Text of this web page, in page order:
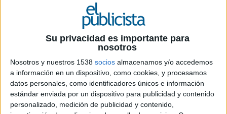
Su privacidad es importante para
nosotros
Nosotros y nuestros 1538 socios almacenamos y/o accedemos
a información en un dispositivo, como cookies, y procesamos
datos personales, como identificadores únicos e información
estándar enviada por un dispositivo para publicidad y contenido
personalizado, medición de publicidad y contenido,
12 DE JUNIO DE 2023
Madrid es una ciudad que nunca duerme y cuyo
turismo es clave para su constante dinamismo y
crecimiento económico. En una competencia